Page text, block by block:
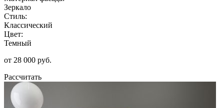
Зеркало
Стиль:
Классический
Цвет:
Темный
от 28 000 руб.
Рассчитать